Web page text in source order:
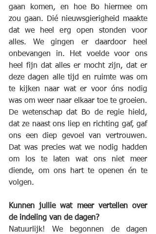
gaan komen, en hoe Bo hiermee om
zou gaan. Dié nieuwsgierigheid maakte
dat we heel erg open stonden voor
alles. We gingen er daardoor heel
onbevangen in. Het voelde voor ons
heel fijn dat alles er mocht zijn, dat er
deze dagen alle tijd en ruimte was om
te kijken naar wat er voor óns nodig
was om weer naar elkaar toe te groeien.
De wetenschap dat Bo de regie hield,
dat ze naast ons liep en richting gaf, gaf
ons een diep gevoel van vertrouwen.
Dat was precies wat we nodig hadden
om los te laten wat ons niet meer
diende, om ons hart te openen én te
volgen.
Kunnen jullie wat meer vertellen over
de indeling van de dagen?
Natuurlijk! We begonnen de dagen